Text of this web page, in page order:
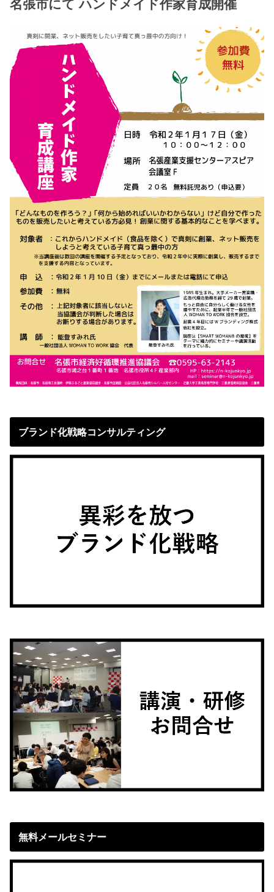
名張市にて ハンドメイド作家育成開催
ブランド化戦略コンサルティング
無料メールセミナー